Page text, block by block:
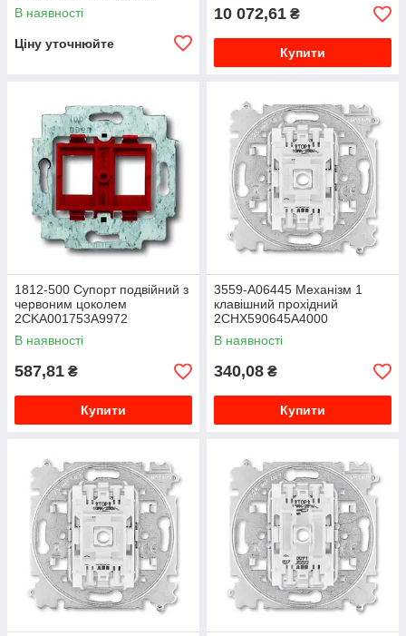
В наявності
Ціну уточнюйте
10 072,61 ₴
Купити
1812-500 Супорт подвійний з
червоним цоколем
2CKA001753A9972
В наявності
587,81 ₴
Купити
3559-A06445 Механізм 1
клавішний прохідний
2CHX590645A4000
В наявності
340,08 ₴
Купити